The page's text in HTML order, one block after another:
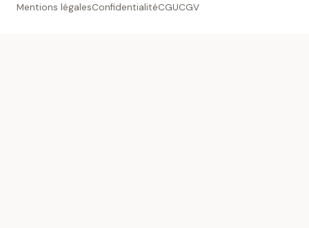
Mentions légalesConfidentialitéCGUCGV